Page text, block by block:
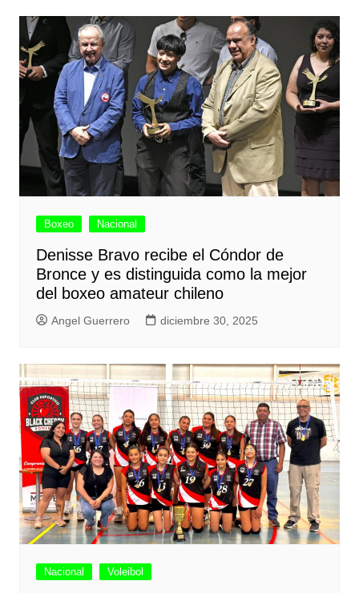
Boxeo Nacional
Denisse Bravo recibe el Cóndor de
Bronce y es distinguida como la mejor
del boxeo amateur chileno
Angel Guerrero diciembre 30, 2025
Nacional Voleibol